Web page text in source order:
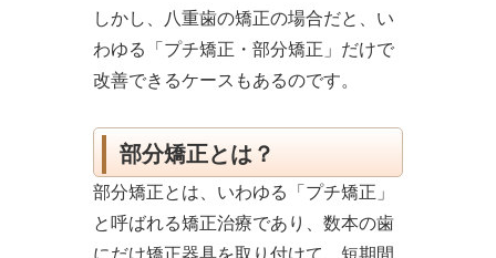
しかし、八重歯の矯正の場合だと、い
わゆる「プチ矯正・部分矯正」だけで
改善できるケースもあるのです。
部分矯正とは？
部分矯正とは、いわゆる「プチ矯正」
と呼ばれる矯正治療であり、数本の歯
にだけ矯正器具を取り付けて、短期間